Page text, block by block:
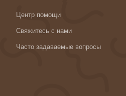
Центр помощи
Свяжитесь с нами
Часто задаваемые вопросы